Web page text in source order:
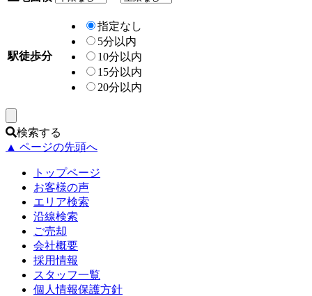
駅徒歩分
指定なし
5分以内
10分以内
15分以内
20分以内
検索する
▲ ページの先頭へ
トップページ
お客様の声
エリア検索
沿線検索
ご売却
会社概要
採用情報
スタッフ一覧
個人情報保護方針